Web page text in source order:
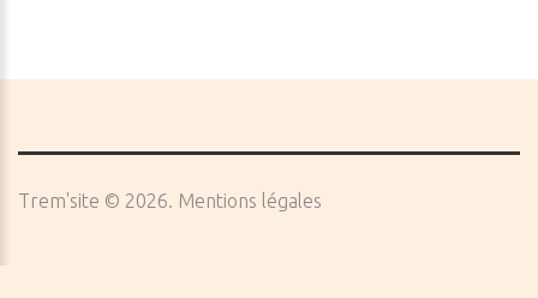
Trem'site © 2026 Mentions légales